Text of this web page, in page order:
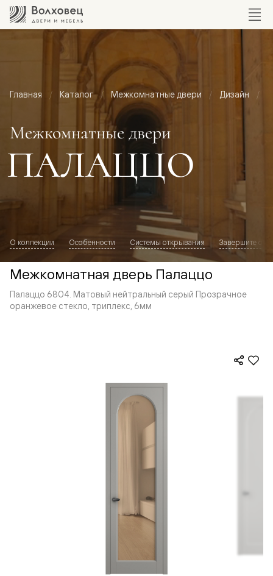
Главная Каталог Межкомнатные двери Дизайн
Межкомнатные двери
ПАЛАЦЦО
О коллекции Особенности Системы открывания Завершите
Межкомнатная дверь Палаццо
Палаццо 6804. Матовый нейтральный серый Прозрачное
оранжевое стекло, триплекс, 6мм